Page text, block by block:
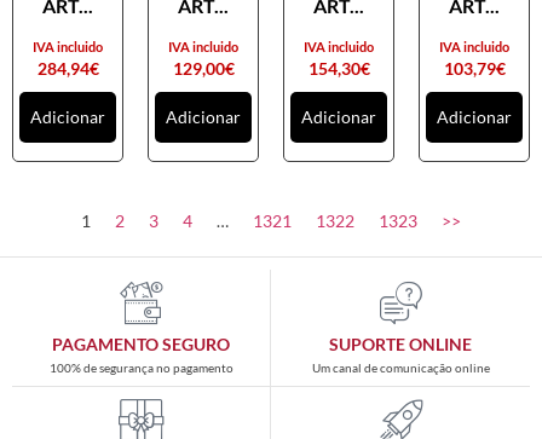
ART...
284,94€
IVA incluido
Adicionar
ART...
129,00€
IVA incluido
Adicionar
ART...
154,30€
IVA incluido
Adicionar
ART...
103,79€
IVA incluido
Adicionar
1 2 3 4 … 1321 1322 1323 >>
PAGAMENTO SEGURO
100% de segurança no pagamento
SUPORTE ONLINE
Um canal de comunicação online